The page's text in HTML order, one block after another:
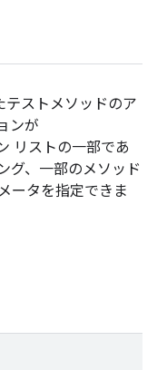
テストメソッドのア
ンが
リストの一部であ
グ、一部のメソッド
ータを指定できま